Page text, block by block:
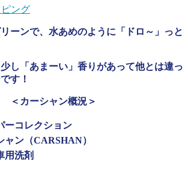
ピング
ーンで、水あめのように「ドロ～」っと
し「あまーい」香りがあって他とは違っ
す！
＜カーシャン概況＞
ーコレクション
ャン（CARSHAN）
用洗剤